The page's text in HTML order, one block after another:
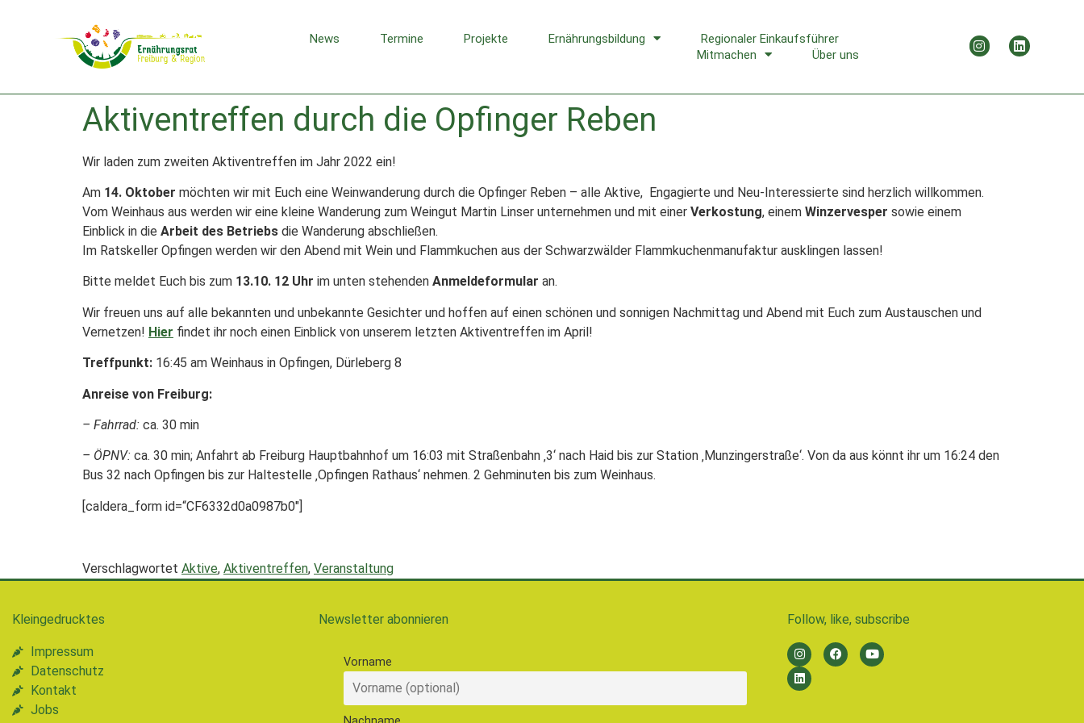
News Termine Projekte Ernährungsbildung
Regionaler Einkaufsführer
Mitmachen
Über uns
Aktiventreffen durch die Opfinger Reben
Wir laden zum zweiten Aktiventreffen im Jahr 2022 ein!
Am 14. Oktober möchten wir mit Euch eine Weinwanderung durch die Opfinger Reben – alle Aktive, Engagierte und Neu-Interessierte sind herzlich willkommen.
Vom Weinhaus aus werden wir eine kleine Wanderung zum Weingut Martin Linser unternehmen und mit einer Verkostung, einem Winzervesper sowie einem
Einblick in die Arbeit des Betriebs die Wanderung abschließen.
Im Ratskeller Opfingen werden wir den Abend mit Wein und Flammkuchen aus der Schwarzwälder Flammkuchenmanufaktur ausklingen lassen!
Bitte meldet Euch bis zum 13.10. 12 Uhr im unten stehenden Anmeldeformular an.
Wir freuen uns auf alle bekannten und unbekannte Gesichter und hoffen auf einen schönen und sonnigen Nachmittag und Abend mit Euch zum Austauschen und
Vernetzen! Hier findet ihr noch einen Einblick von unserem letzten Aktiventreffen im April!
Treffpunkt: 16:45 am Weinhaus in Opfingen, Dürleberg 8
Anreise von Freiburg:
– Fahrrad: ca. 30 min
– ÖPNV: ca. 30 min; Anfahrt ab Freiburg Hauptbahnhof um 16:03 mit Straßenbahn ‚3‘ nach Haid bis zur Station ‚Munzingerstraße‘. Von da aus könnt ihr um 16:24 den
Bus 32 nach Opfingen bis zur Haltestelle ‚Opfingen Rathaus‘ nehmen. 2 Gehminuten bis zum Weinhaus.
[caldera_form id=“CF6332d0a0987b0″]
Verschlagwortet Aktive, Aktiventreffen, Veranstaltung
Kleingedrucktes
Impressum
Datenschutz
Kontakt
Jobs
Newsletter abonnieren
Vorname
Follow, like, subscribe